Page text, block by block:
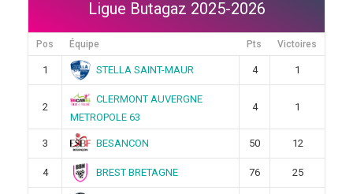
Ligue Butagaz 2025-2026
Pos Équipe Pts Victoires
1 STELLA SAINT-MAUR 4 1
2
CLERMONT AUVERGNE
METROPOLE 63
4 1
3 BESANCON 50 12
4 BREST BRETAGNE 76 25